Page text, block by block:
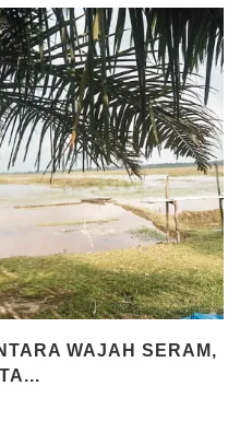
WAJAH SERAM,